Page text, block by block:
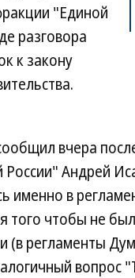
"Единой
разговора
к закону
вчера
Андрей
именно в
того чтобы не
(в регламенты
вопрос